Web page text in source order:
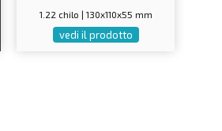
1.22 chilo | 130x110x55 mm
vedi il prodotto